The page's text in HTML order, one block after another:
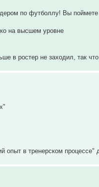
по футболлу! Вы поймете
на высшем уровне
ростер не заходил, так что
в тренерском процессе"